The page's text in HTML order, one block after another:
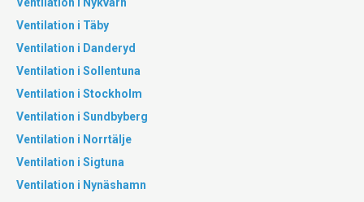
Ventilation i Täby
Ventilation i Danderyd
Ventilation i Sollentuna
Ventilation i Stockholm
Ventilation i Sundbyberg
Ventilation i Norrtälje
Ventilation i Sigtuna
Ventilation i Nynäshamn